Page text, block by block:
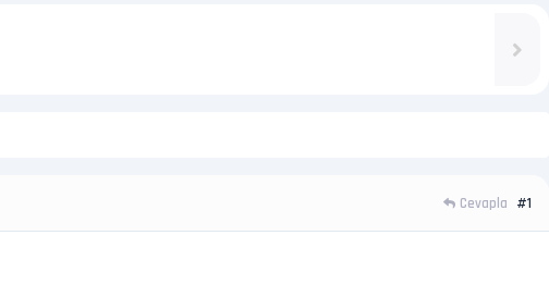
Cevapla #1